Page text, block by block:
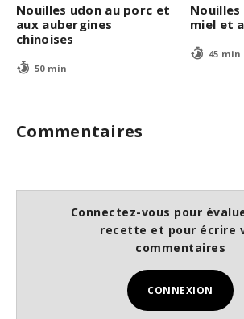
Nouilles udon au porc et
aux aubergines
chinoises
50 min
Nouilles
miel et
45 min
Commentaires
Connectez-vous pour
recette et pour écrire
commentaires
CONNEXION